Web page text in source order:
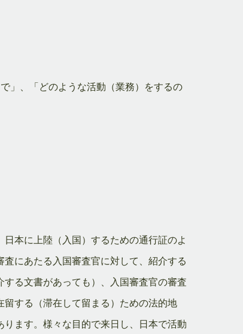
」、「どのような活動（業務）をするの
本に上陸（入国）するための通行証のよ
にあたる入国審査官に対して、紹介する
る文書があっても）、入国審査官の審査
する（滞在して留まる）ための法的地
ます。様々な目的で来日し、日本で活動